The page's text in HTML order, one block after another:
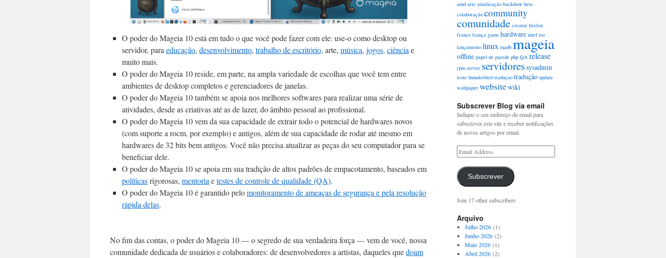
O poder do Mageia 10 está em tudo o que você pode fazer com ele: use-o como desktop ou
servidor, para educação, desenvolvimento, trabalho de escritório, arte, música, jogos, ciência e
muito mais.
O poder do Mageia 10 reside, em parte, na ampla variedade de escolhas que você tem entre
ambientes de desktop completos e gerenciadores de janelas.
O poder do Mageia 10 também se apoia nos melhores softwares para realizar uma série de
atividades, desde as criativas até as de lazer, do âmbito pessoal ao profissional.
O poder do Mageia 10 vem da sua capacidade de extrair todo o potencial de hardwares novos
(com suporte a rocm, por exemplo) e antigos, além de sua capacidade de rodar até mesmo em
hardwares de 32 bits bem antigos. Você não precisa atualizar as peças do seu computador para se
beneficiar dele.
O poder do Mageia 10 se apoia em sua tradição de altos padrões de empacotamento, baseados em
políticasrigorosas, mentoria etestes de controle de qualidade (QA).
O poder do Mageia 10 é garantido pelomonitoramento de ameaças de segurança e pela resolução
rápida delas.
No fim das contas, o poder do Mageia 10 — o segredo de sua verdadeira força — vem de você, nossa
comunidade dedicada de usuários e colaboradores: de desenvolvedores a artistas, daqueles quedoam
amd arte atualização backdoor beta
colaboração community
comunidade creator firefox
france frança game hardware intel iso
lançamento linux madb mageia
offline papel de parede php QA release
rpm server servidoressysadmin
teste thunderbird traduçao tradução update
wallpaper websitewiki
Subscrever Blog via email
Indique o seu endereço de email para
subscrever este site e receber notificações
de novos artigos por email.
Subscrever
Join 17 other subscribers
Arquivo
Julho 2026(1)
Junho 2026(2)
Maio 2026(1)
Abril 2026(2)